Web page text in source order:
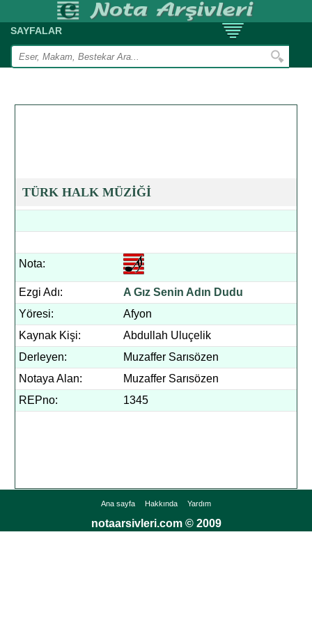
SAYFALAR
TÜRK HALK MÜZİĞİ
Nota:
Ezgi Adı:
A Gız Senin Adın Dudu
Yöresi:
Afyon
Kaynak Kişi:
Abdullah Uluçelik
Derleyen:
Muzaffer Sarısözen
Notaya Alan:
Muzaffer Sarısözen
REPno:
1345
Ana sayfa Hakkında Yardım
notaarsivleri.com © 2009